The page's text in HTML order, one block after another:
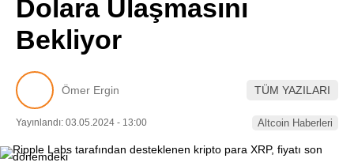
Dolara Ulaşmasını
Bekliyor
Ömer Ergin TÜM YAZILARI
Yayınlandı: 03.05.2024 - 13:00 Altcoin Haberleri